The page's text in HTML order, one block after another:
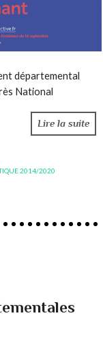
départemental
National
Lire la suite
2014/2020